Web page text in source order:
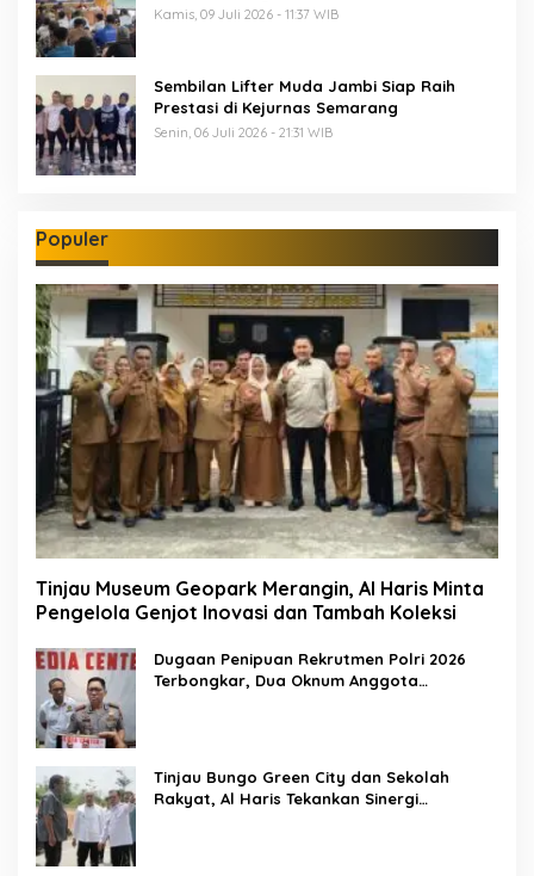
Kamis, 09 Juli 2026 - 11:37 WIB
Sembilan Lifter Muda Jambi Siap Raih
Prestasi di Kejurnas Semarang
Senin, 06 Juli 2026 - 21:31 WIB
Populer
Tinjau Museum Geopark Merangin, Al Haris Minta
Pengelola Genjot Inovasi dan Tambah Koleksi
Dugaan Penipuan Rekrutmen Polri 2026
Terbongkar, Dua Oknum Anggota
Tinjau Bungo Green City dan Sekolah
Rakyat, Al Haris Tekankan Sinergi